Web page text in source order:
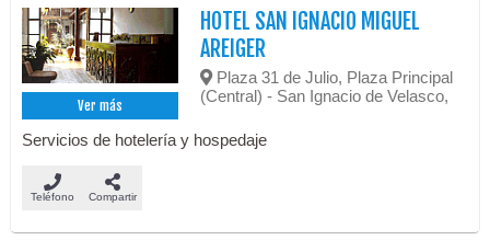
Ver más
HOTEL SAN IGNACIO MIGUEL
AREIGER
Plaza 31 de Julio, Plaza Principal
(Central) - San Ignacio de Velasco,
Servicios de hotelería y hospedaje
Teléfono Compartir